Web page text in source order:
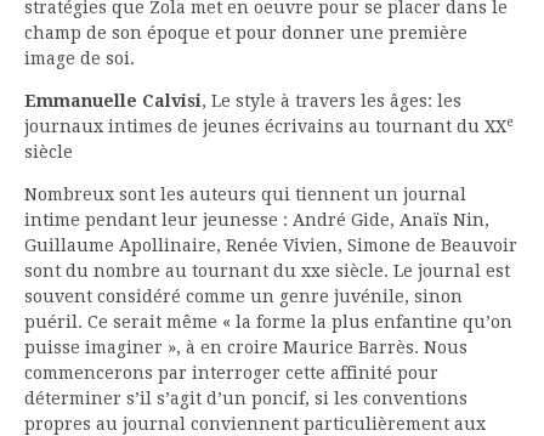
stratégies que Zola met en oeuvre pour se placer dans le
champ de son époque et pour donner une première
image de soi.
Emmanuelle Calvisi, Le style à travers les âges: les
journaux intimes de jeunes écrivains au tournant du XXe
siècle
Nombreux sont les auteurs qui tiennent un journal
intime pendant leur jeunesse : André Gide, Anaïs Nin,
Guillaume Apollinaire, Renée Vivien, Simone de Beauvoir
sont du nombre au tournant du xxe siècle. Le journal est
souvent considéré comme un genre juvénile, sinon
puéril. Ce serait même « la forme la plus enfantine qu’on
puisse imaginer », à en croire Maurice Barrès. Nous
commencerons par interroger cette affinité pour
déterminer s’il s’agit d’un poncif, si les conventions
propres au journal conviennent particulièrement aux